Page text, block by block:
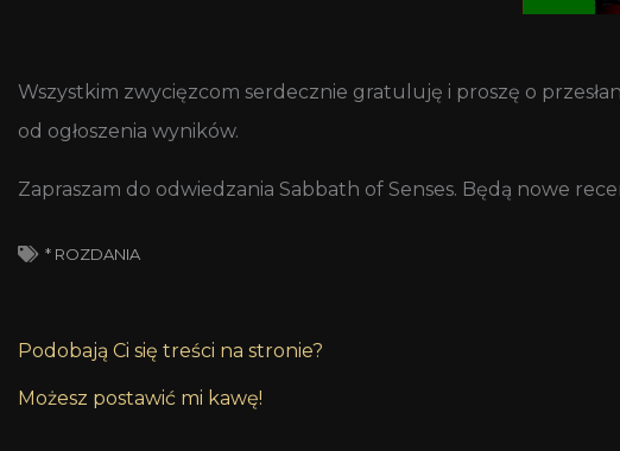
Wszystkim zwycięzcom serdecznie gratuluję i proszę o
od ogłoszenia wyników.
Zapraszam do odwiedzania Sabbath of Senses. Będą nowe
* ROZDANIA
Podobają Ci się treści na stronie?
Możesz postawić mi kawę!